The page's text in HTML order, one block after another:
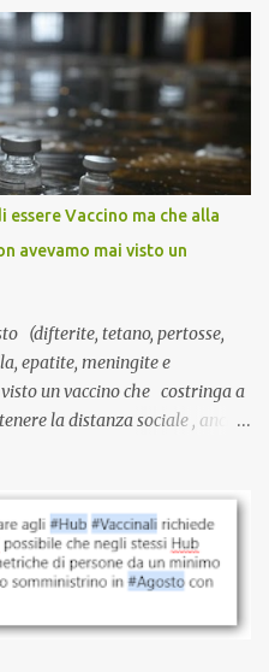
scuotere chiunque abbia
propria testa. Per il vaccino
condizionata,
mai utilizzate prima su
e di discussione
La tua. Lo si somministra
fattori di rischio, spesso già
Non c’è presa in carico.
essere Vaccino ma che alla
avevamo mai visto un
(difterite, tetano, pertosse,
epatite, meningite e
un vaccino che costringa a
la distanza sociale , anche
parlare di ricompense,
avevamo mai visto
fatto. Se non sei stato
di farti sentire una
visto un vaccino che minacci le